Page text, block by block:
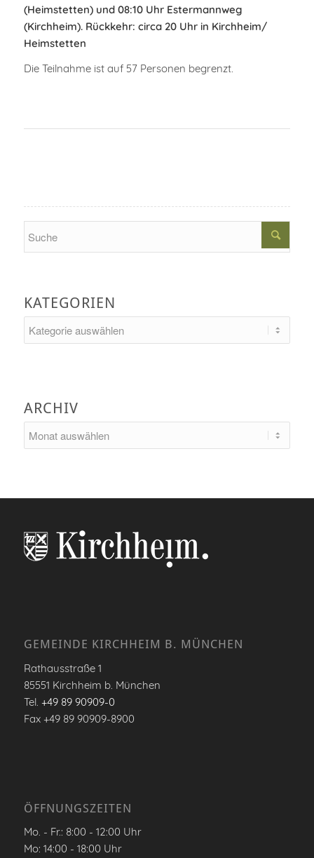
(Heimstetten) und 08:10 Uhr Estermannweg
(Kirchheim). Rückkehr: circa 20 Uhr in Kirchheim/
Heimstetten
Die Teilnahme ist auf 57 Personen begrenzt.
KATEGORIEN
ARCHIV
GEMEINDE KIRCHHEIM B. MÜNCHEN
Rathausstraße 1
85551 Kirchheim b. München
Tel. +49 89 90909-0
Fax +49 89 90909-8900
ÖFFNUNGSZEITEN
Mo. - Fr.: 8:00 - 12:00 Uhr
Mo: 14:00 - 18:00 Uhr